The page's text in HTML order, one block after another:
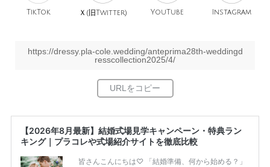
TikTok Ｘ(旧Twitter) YouTube Instagram
https://dressy.pla-cole.wedding/anteprima28th-weddingd
resscollection2025/4/
【2026年8月最新】結婚式場見学キャンペーン・特典ラン
キング｜プラコレや式場紹介サイトを徹底比較
皆さんこんにちは♡ 「結婚準備、何から始める？」